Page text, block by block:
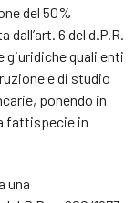
del 50%
6 del d.P.R.
giuridiche quali enti
e di studio
ponendo in
fattispecie in
una